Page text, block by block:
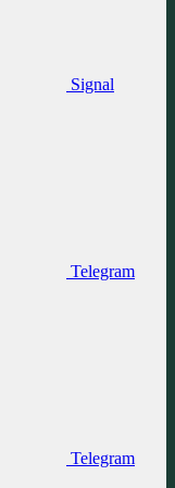
Signal
Telegram
Telegram